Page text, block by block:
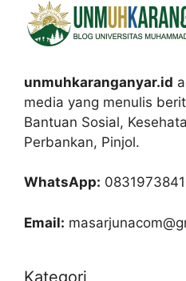
unmuhkaranganyar.id
media yang menulis
Bantuan Sosial,
Perbankan, Pinjol.
WhatsApp:
Email:
Kategori